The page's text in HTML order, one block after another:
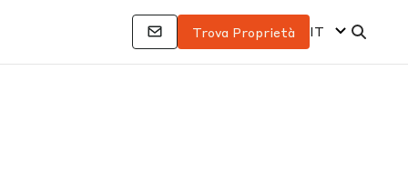
Trova Proprietà IT